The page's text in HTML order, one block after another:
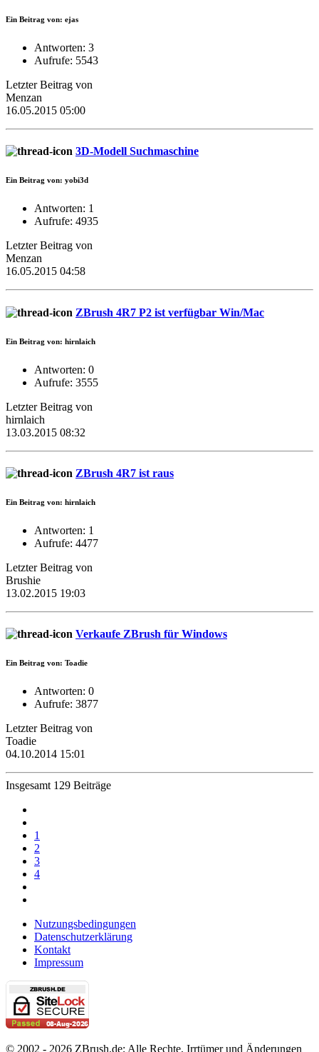
Ein Beitrag von: ejas
Antworten: 3
Aufrufe: 5543
Letzter Beitrag von
Menzan
16.05.2015 05:00
3D-Modell Suchmaschine
Ein Beitrag von: yobi3d
Antworten: 1
Aufrufe: 4935
Letzter Beitrag von
Menzan
16.05.2015 04:58
ZBrush 4R7 P2 ist verfügbar Win/Mac
Ein Beitrag von: hirnlaich
Antworten: 0
Aufrufe: 3555
Letzter Beitrag von
hirnlaich
13.03.2015 08:32
ZBrush 4R7 ist raus
Ein Beitrag von: hirnlaich
Antworten: 1
Aufrufe: 4477
Letzter Beitrag von
Brushie
13.02.2015 19:03
Verkaufe ZBrush für Windows
Ein Beitrag von: Toadie
Antworten: 0
Aufrufe: 3877
Letzter Beitrag von
Toadie
04.10.2014 15:01
Insgesamt 129 Beiträge
1
2
3
4
Nutzungsbedingungen
Datenschutzerklärung
Kontakt
Impressum
© 2002 - 2026 ZBrush.de; Alle Rechte, Irrtümer und Änderungen